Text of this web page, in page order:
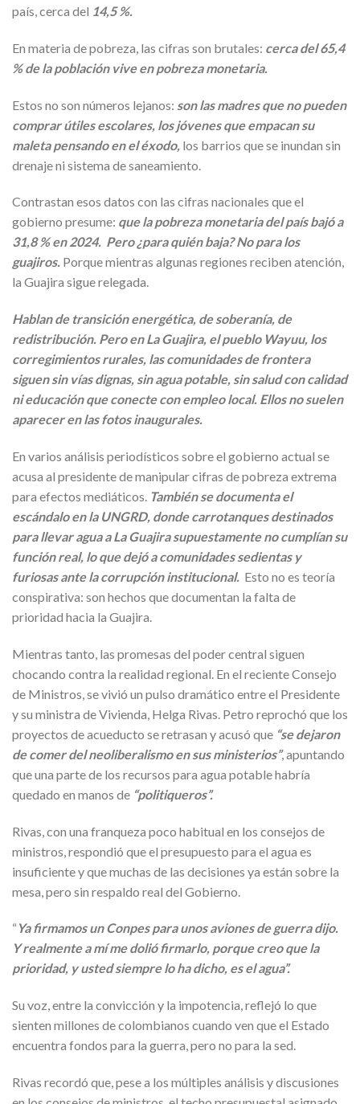
país, cerca del 14,5 %.
En materia de pobreza, las cifras son brutales: cerca del 65,4
% de la población vive en pobreza monetaria.
Estos no son números lejanos: son las madres que no pueden
comprar útiles escolares, los jóvenes que empacan su
maleta pensando en el éxodo, los barrios que se inundan sin
drenaje ni sistema de saneamiento.
Contrastan esos datos con las cifras nacionales que el
gobierno presume: que la pobreza monetaria del país bajó a
31,8 % en 2024. Pero ¿para quién baja? No para los
guajiros. Porque mientras algunas regiones reciben atención,
la Guajira sigue relegada.
Hablan de transición energética, de soberanía, de
redistribución. Pero en La Guajira, el pueblo Wayuu, los
corregimientos rurales, las comunidades de frontera
siguen sin vías dignas, sin agua potable, sin salud con calidad
ni educación que conecte con empleo local. Ellos no suelen
aparecer en las fotos inaugurales.
En varios análisis periodísticos sobre el gobierno actual se
acusa al presidente de manipular cifras de pobreza extrema
para efectos mediáticos. También se documenta el
escándalo en la UNGRD, donde carrotanques destinados
para llevar agua a La Guajira supuestamente no cumplían su
función real, lo que dejó a comunidades sedientas y
furiosas ante la corrupción institucional. Esto no es teoría
conspirativa: son hechos que documentan la falta de
prioridad hacia la Guajira.
Mientras tanto, las promesas del poder central siguen
chocando contra la realidad regional. En el reciente Consejo
de Ministros, se vivió un pulso dramático entre el Presidente
y su ministra de Vivienda, Helga Rivas. Petro reprochó que los
proyectos de acueducto se retrasan y acusó que “se dejaron
de comer del neoliberalismo en sus ministerios”, apuntando
que una parte de los recursos para agua potable habría
quedado en manos de “politiqueros”.
Rivas, con una franqueza poco habitual en los consejos de
ministros, respondió que el presupuesto para el agua es
insuficiente y que muchas de las decisiones ya están sobre la
mesa, pero sin respaldo real del Gobierno.
“Ya firmamos un Conpes para unos aviones de guerra dijo.
Y realmente a mí me dolió firmarlo, porque creo que la
prioridad, y usted siempre lo ha dicho, es el agua”.
Su voz, entre la convicción y la impotencia, reflejó lo que
sienten millones de colombianos cuando ven que el Estado
encuentra fondos para la guerra, pero no para la sed.
Rivas recordó que, pese a los múltiples análisis y discusiones